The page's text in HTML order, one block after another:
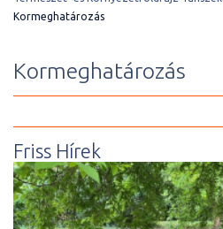
Kormeghatározás
Kormeghatározás
Friss Hírek